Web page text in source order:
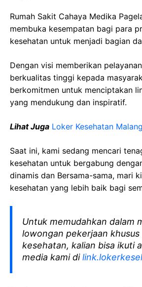
Rumah Sakit Cahaya Medika
membuka kesempatan bagi para
kesehatan untuk menjadi bagian
Dengan visi memberikan
berkualitas tinggi kepada
berkomitmen untuk menciptakan
yang mendukung dan inspiratif.
Lihat Juga Loker Kesehatan Malang
Saat ini, kami sedang mencari
kesehatan untuk bergabung
dinamis dan Bersama-sama, mari
kesehatan yang lebih baik bagi
Untuk memudahkan dalam
lowongan pekerjaan khusus
kesehatan, kalian bisa ikuti
media kami di